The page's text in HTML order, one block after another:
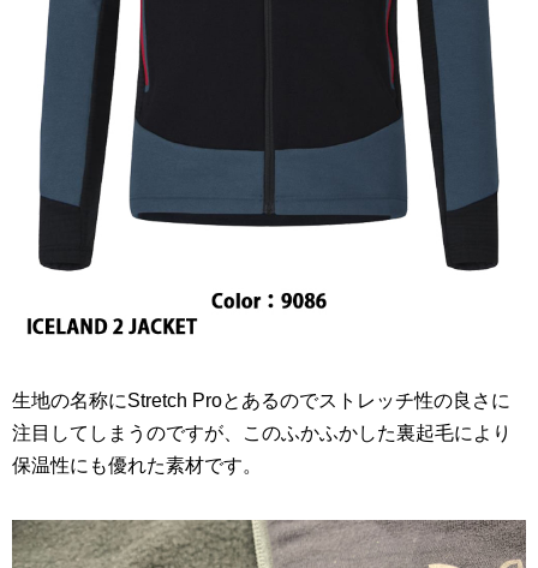
生地の名称にStretch Proとあるのでストレッチ性の良さに
注目してしまうのですが、このふかふかした裏起毛により
保温性にも優れた素材です。